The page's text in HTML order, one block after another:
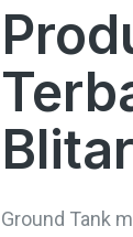
Blitar
Ground Tank